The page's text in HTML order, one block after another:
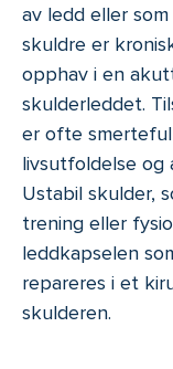
av ledd eller
skuldre er
opphav i en
skulderleddet.
er ofte
livsutfoldelse og
Ustabil skulder,
trening eller
leddkapselen
repareres i et
skulderen.